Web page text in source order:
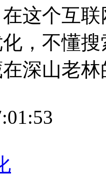
这个互
，不懂
深山老